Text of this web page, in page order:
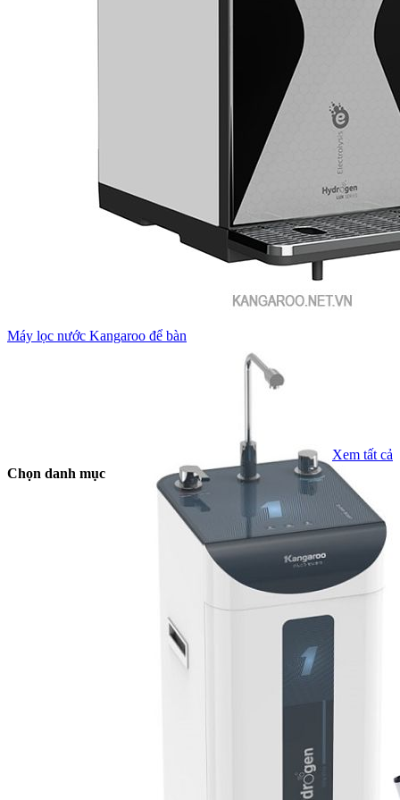
Máy lọc nước Kangaroo để bàn
Xem tất cả
Chọn danh mục